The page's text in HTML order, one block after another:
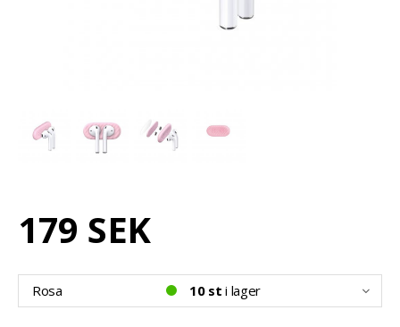
179 SEK
Rosa 10 st i lager